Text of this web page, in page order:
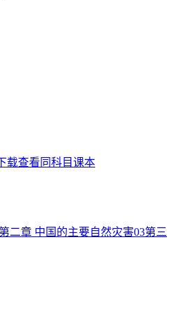
载查看同科目课本
第二章 中国的主要自然灾害03第三